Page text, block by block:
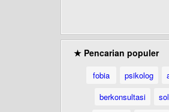
★ Pencarian populer
fobia psikolog
berkonsultasi